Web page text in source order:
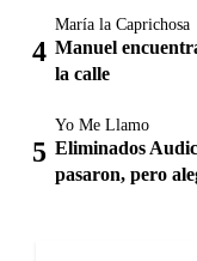
María la Caprichosa
Manuel
la calle
Yo Me Llamo
Eliminados
pasaron, pero